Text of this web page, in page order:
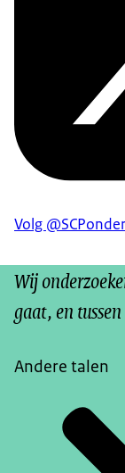
Volg
Wij
gaat, en
Andere talen